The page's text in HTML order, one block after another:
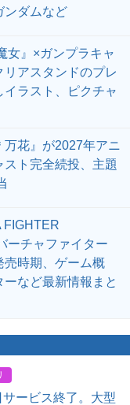
ンダムなど
女』×ガンプラキャ
リアスタンドのプレ
ラスト、ピクチャ
花』が2027年アニ
スト完全続投、主題
FIGHTER
ーチャファイター
売時期、ゲーム概
など最新情報まと
サービス終了。大型